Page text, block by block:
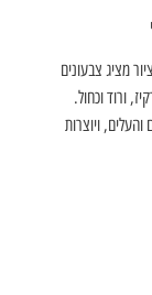
מציג צבעונים
ורוד וכחול.
ויוצרות